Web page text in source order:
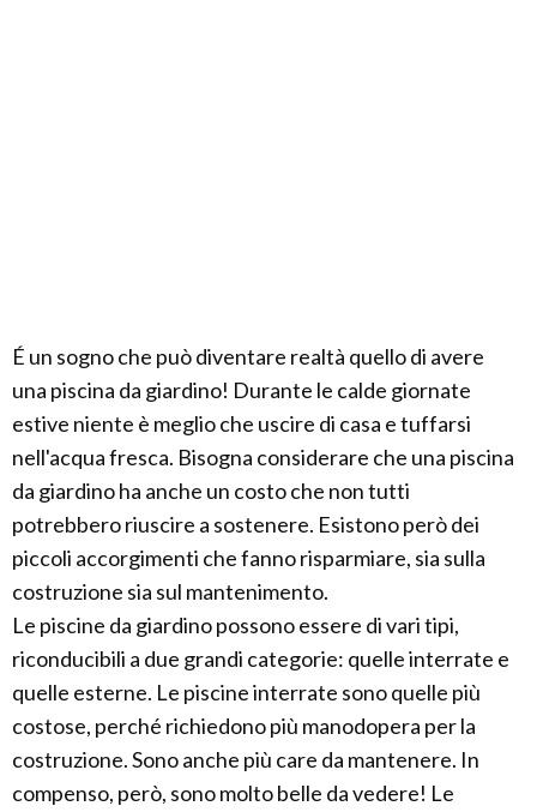
É un sogno che può diventare realtà quello di avere
una piscina da giardino! Durante le calde giornate
estive niente è meglio che uscire di casa e tuffarsi
nell'acqua fresca. Bisogna considerare che una piscina
da giardino ha anche un costo che non tutti
potrebbero riuscire a sostenere. Esistono però dei
piccoli accorgimenti che fanno risparmiare, sia sulla
costruzione sia sul mantenimento.
Le piscine da giardino possono essere di vari tipi,
riconducibili a due grandi categorie: quelle interrate e
quelle esterne. Le piscine interrate sono quelle più
costose, perché richiedono più manodopera per la
costruzione. Sono anche più care da mantenere. In
compenso, però, sono molto belle da vedere! Le